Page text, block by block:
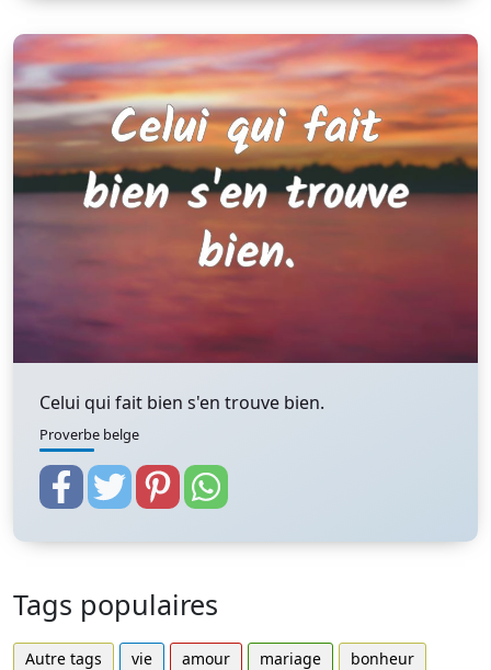
Celui qui fait bien s'en trouve bien.
Proverbe belge
Tags populaires
Autre tags vie amour mariage
bonheur